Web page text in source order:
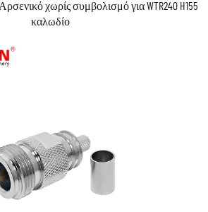
χωρίς συμβολισμό για WTR240 H155
καλωδίο